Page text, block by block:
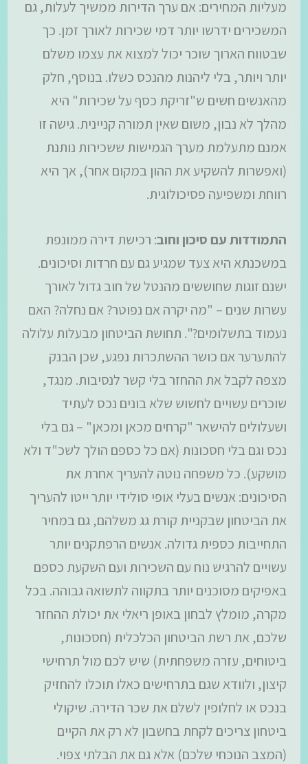
מעליות המחירים: אם ערך הדירות ממשיך לעלות, גם
המשכירים ידרשו יותר דמי שכירות לאורך זמן. כך
שבטווח הארוך שוכר יכול למצוא את עצמו משלם
יותר ויותר, בלי ליהנות מהנכס כשלו. בנוסף, חלק
מהאנשים חשים ש"זריקת כסף על שכירות" היא
מהלך לא נבון, משום שאין תמורה קניינית. גישה זו
אמנם מתעלמת מערך הגמישות ששכירות נותנת
(ואפשרות להשקיע את ההון במקום אחר), אך היא
רווחת ומשפיעה פסיכולוגית.
התמודדות עם סיכון וחוב: רכישת דירה ממונפת
במשכנתא היא צעד שמגיע גם עם חרדות וסיכונים.
ישנם זוגות שחוששים מהנטל של חוב גדול לאורך
עשרות שנים – "מה יקרה אם נפוטר? אם נחלה? האם
נעמוד בתשלומים?". תחושת הביטחון מבעלות עלולה
להתערער אם כושר ההשתכרות נפגע, שכן הבנק
מצפה לקבל את ההחזר בלי קשר לנסיבות. מנגד,
שוכרים עשויים לחשוש שלא בונים נכס לעתיד
ושעלולים להישאר "קרחים מכאן ומכאן" – גם בלי
נכס וגם בלי חסכונות (אם כל כספם הולך לשכ"ד ולא
מושקע). כל משפחה נוטה להעריך אחרת את
הסיכונים: אנשים בעלי אופי סולידי יותר ייטו להעריך
את הביטחון שבקניית קורת גג משלהם, גם במחיר
התחייבות כספית גדולה. אנשים הרפתקנים יותר
עשויים להרגיש נוח עם השכירות ועם השקעת כספם
באפיקים מסוכנים יותר בתקווה לתשואה גבוהה. בכל
מקרה, מומלץ לבחון באופן ריאלי את יכולת ההחזר
שלכם, את רשת הביטחון הכלכלית (חסכונות,
ביטוחים, עזרה משפחתית) שיש לכם מול תרחישי
קיצון, ולוודא שגם בתרחישים כאלו תוכלו להחזיק
בנכס או לחלופין לשלם את שכר הדירה. שיקולי
ביטחון צריכים לקחת בחשבון לא רק את הקיים
(המצב הנוכחי שלכם) אלא גם את הבלתי צפוי.